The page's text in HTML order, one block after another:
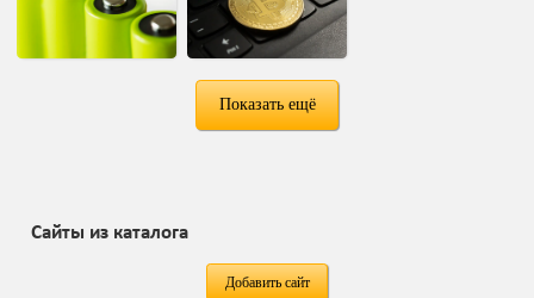
Показать ещё
Сайты из каталога
Добавить сайт